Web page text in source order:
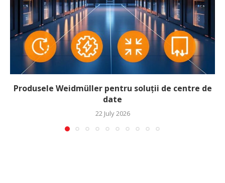
Produsele Weidmüller pentru soluții de centre de
date
22 July 2026